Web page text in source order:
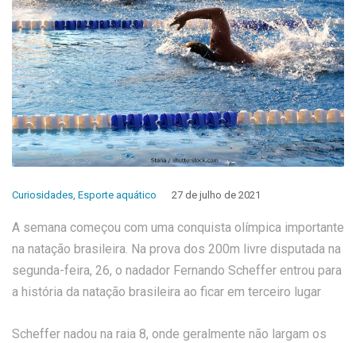
Curiosidades, Esporte aquático 27 de julho de 2021
A semana começou com uma conquista olímpica importante
na natação brasileira. Na prova dos 200m livre disputada na
segunda-feira, 26, o nadador Fernando Scheffer entrou para
a história da natação brasileira ao ficar em terceiro lugar
Scheffer nadou na raia 8, onde geralmente não largam os